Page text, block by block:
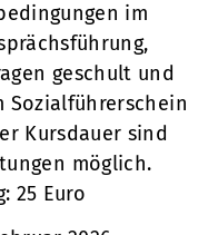
im
geschult und
Sozialführerschein
Kursdauer sind
möglich.
25 Euro